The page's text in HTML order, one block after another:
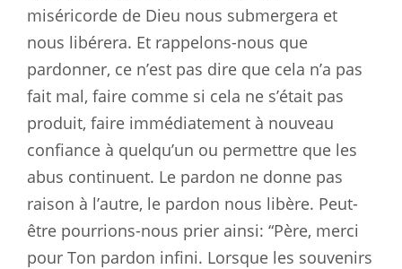
miséricorde de Dieu nous submergera et
nous libérera. Et rappelons-nous que
pardonner, ce n’est pas dire que cela n’a pas
fait mal, faire comme si cela ne s’était pas
produit, faire immédiatement à nouveau
confiance à quelqu’un ou permettre que les
abus continuent. Le pardon ne donne pas
raison à l’autre, le pardon nous libère. Peut-
être pourrions-nous prier ainsi: “Père, merci
pour Ton pardon infini. Lorsque les souvenirs